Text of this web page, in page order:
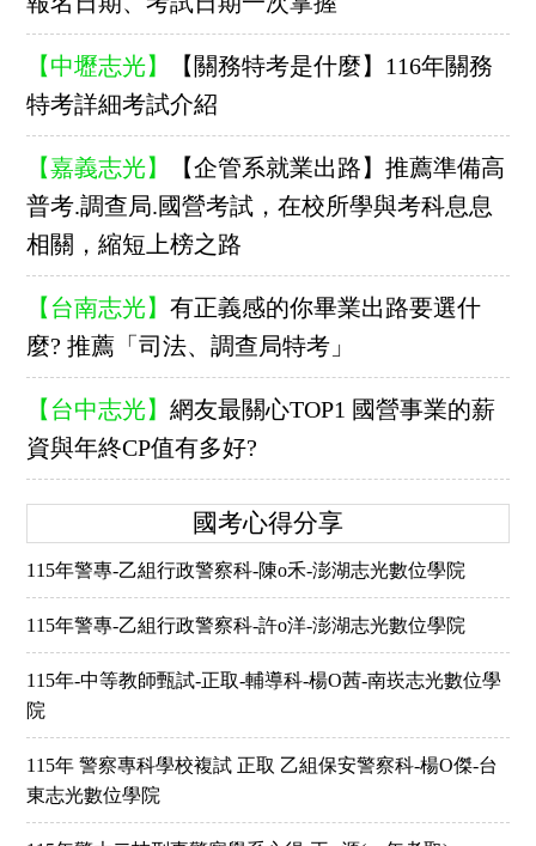
【中壢志光】
【關務特考是什麼】116年關務
特考詳細考試介紹
【嘉義志光】
【企管系就業出路】推薦準備高
普考.調查局.國營考試，在校所學與考科息息
相關，縮短上榜之路
【台南志光】 有正義感的你畢業出路要選什
麼? 推薦「司法、調查局特考」
【台中志光】 網友最關心TOP1 國營事業的薪
資與年終CP值有多好?
國考心得分享
115年警專-乙組行政警察科-陳o禾-澎湖志光數位學院
115年警專-乙組行政警察科-許o洋-澎湖志光數位學院
115年-中等教師甄試-正取-輔導科-楊O茜-南崁志光數位學
院
115年 警察專科學校複試 正取 乙組保安警察科-楊O傑-台
東志光數位學院